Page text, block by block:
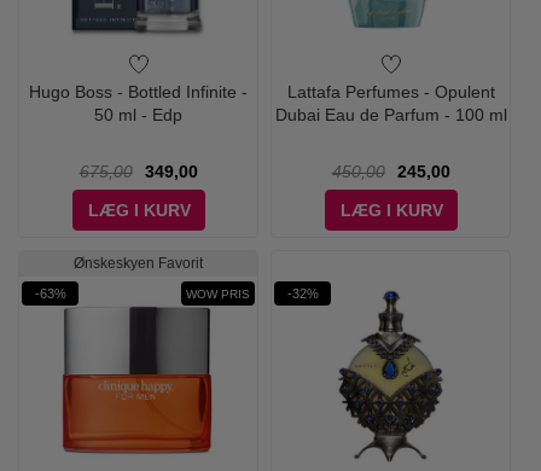
Hugo Boss - Bottled Infinite -
50 ml - Edp
675,00
349,00
LÆG I KURV
Lattafa Perfumes - Opulent
Dubai Eau de Parfum - 100 ml
450,00
245,00
LÆG I KURV
Ønskeskyen Favorit
-63% WOW PRIS -32%